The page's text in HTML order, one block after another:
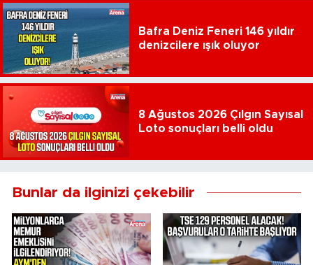
Bafra Deniz Feneri 146 yıldır
denizcilere ışık oluyor
8 Ağustos 2026 Çılgın Sayısal
Loto sonuçları belli oldu
Bunlar da ilginizi çekebilir